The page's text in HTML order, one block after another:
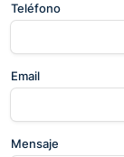
Teléfono
Email
Mensaje